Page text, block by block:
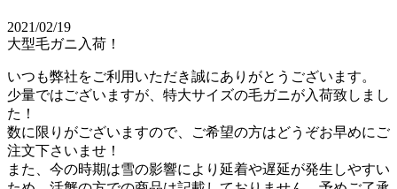
2021/02/19
大型毛ガニ入荷！
いつも弊社をご利用いただき誠にありがとうございます。
少量ではございますが、特大サイズの毛ガニが入荷致しまし
た！
数に限りがございますので、ご希望の方はどうぞお早めにご
注文下さいませ！
また、今の時期は雪の影響により延着や遅延が発生しやすい